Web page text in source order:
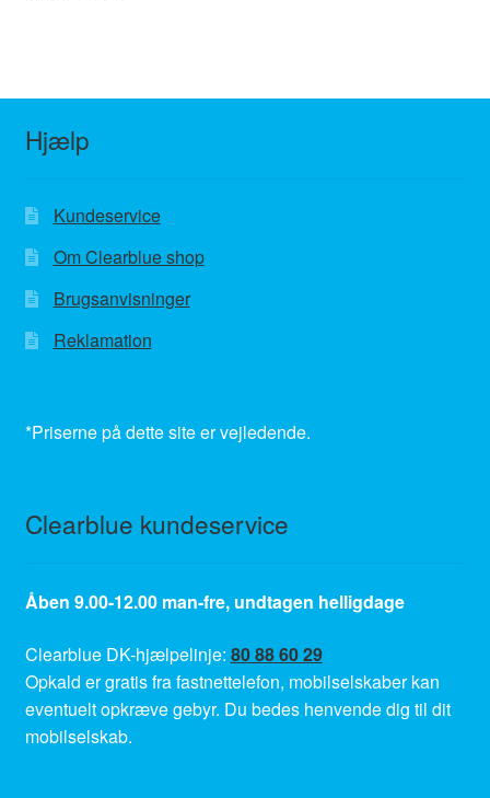
Hjælp
Kundeservice
Om Clearblue shop
Brugsanvisninger
Reklamation
*Priserne på dette site er vejledende.
Clearblue kundeservice
Åben 9.00-12.00 man-fre, undtagen helligdage
Clearblue DK-hjælpelinje: 80 88 60 29
Opkald er gratis fra fastnettelefon, mobilselskaber kan
eventuelt opkræve gebyr. Du bedes henvende dig til dit
mobilselskab.